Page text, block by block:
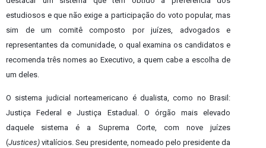
estudiosos e que não exige a participação do voto popular, mas
sim de um comitê composto por juízes, advogados e
representantes da comunidade, o qual examina os candidatos e
recomenda três nomes ao Executivo, a quem cabe a escolha de
um deles.
O sistema judicial norteamericano é dualista, como no Brasil:
Justiça Federal e Justiça Estadual. O órgão mais elevado
daquele sistema é a Suprema Corte, com nove juízes
(Justices) vitalícios. Seu presidente, nomeado pelo presidente da